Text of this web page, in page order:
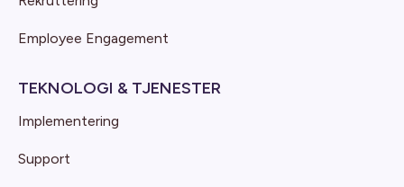
Employee Engagement
TEKNOLOGI & TJENESTER
Implementering
Support